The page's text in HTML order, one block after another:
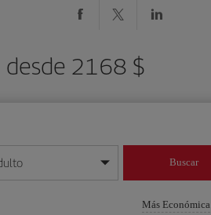
desde 2168 $
mes/año
Buscar
Más Económica